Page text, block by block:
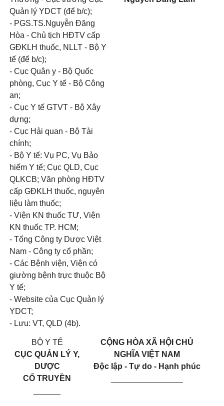
Quản lý YDCT (để b/c);
- PGS.TS.Nguyễn Đăng
Hòa - Chủ tịch HĐTV cấp
GĐKLH thuốc, NLLT - Bộ Y
tế (để b/c);
- Cục Quân y - Bộ Quốc
phòng, Cục Y tế - Bộ Công
an;
- Cục Y tế GTVT - Bộ Xây
dựng;
- Cục Hải quan - Bộ Tài
chính;
- Bộ Y tế: Vụ PC, Vụ Bảo
hiểm Y tế; Cục QLD, Cục
QLKCB; Văn phòng HĐTV
cấp GĐKLH thuốc, nguyên
liệu làm thuốc;
- Viện KN thuốc TƯ, Viện
KN thuốc TP. HCM;
- Tổng Công ty Dược Việt
Nam - Công ty cổ phần;
- Các Bệnh viện, Viện có
giường bệnh trực thuộc Bộ
Y tế;
- Website của Cục Quản lý
YDCT;
- Lưu: VT, QLD (4b).
BỘ Y TẾ
CỤC QUẢN LÝ Y,
DƯỢC
CỔ TRUYỀN
CỘNG HÒA XÃ HỘI CHỦ
NGHĨA VIỆT NAM
Độc lập - Tự do - Hạnh phúc